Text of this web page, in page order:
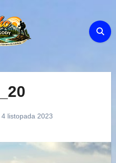
4 listopada 2023